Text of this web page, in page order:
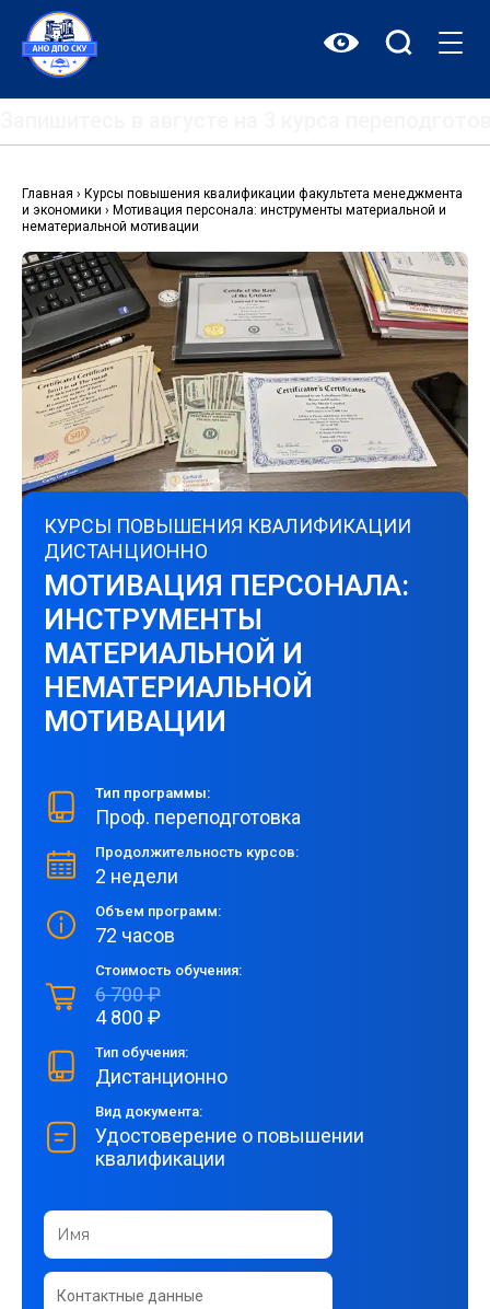
Перейти
содержимому
Главная › Курсы повышения квалификации факультета менеджмента
и экономики › Мотивация персонала: инструменты материальной и
нематериальной мотивации
КУРСЫ ПОВЫШЕНИЯ КВАЛИФИКАЦИИ
ДИСТАНЦИОННО
МОТИВАЦИЯ ПЕРСОНАЛА:
ИНСТРУМЕНТЫ
МАТЕРИАЛЬНОЙ И
НЕМАТЕРИАЛЬНОЙ
МОТИВАЦИИ
Тип программы:
Проф. переподготовка
Продолжительность курсов:
2 недели
Объем программ:
72 часов
Стоимость обучения:
6 700 ₽
4 800 ₽
Тип обучения:
Дистанционно
Вид документа:
Удостоверение о повышении
квалификации